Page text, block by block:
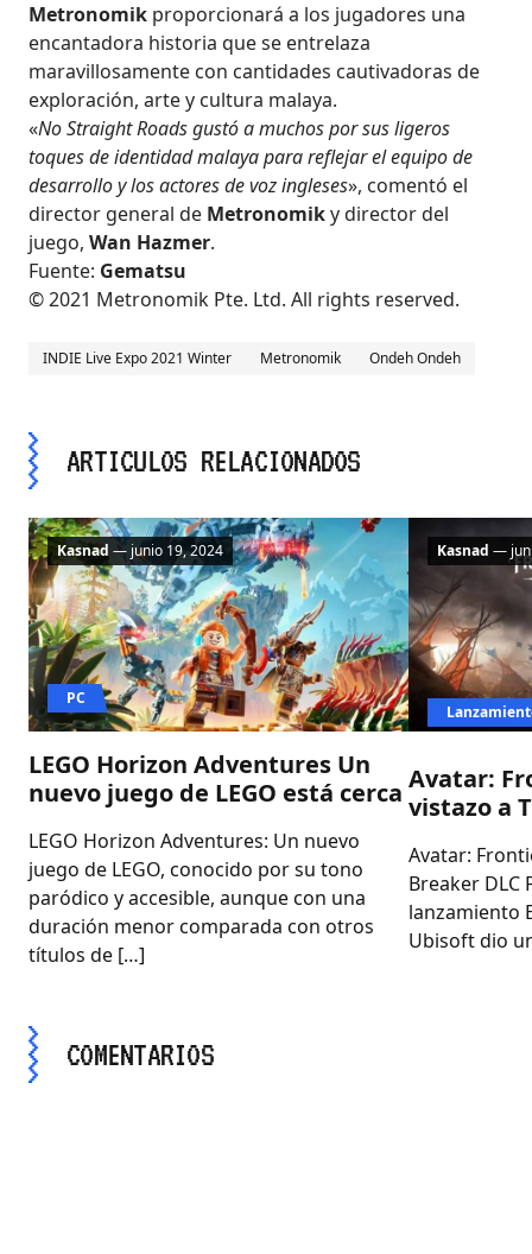
Metronomik proporcionará a los jugadores una
encantadora historia que se entrelaza
maravillosamente con cantidades cautivadoras de
exploración, arte y cultura malaya.
«No Straight Roads gustó a muchos por sus ligeros
toques de identidad malaya para reflejar el equipo de
desarrollo y los actores de voz ingleses», comentó el
director general de Metronomiky director del
juego, Wan Hazmer.
Fuente: Gematsu
© 2021 Metronomik Pte. Ltd. All rights reserved.
INDIE Live Expo 2021 Winter Metronomik Ondeh Ondeh
ARTICULOS RELACIONADOS
LEGO Horizon Adventures Un
nuevo juego de LEGO está cerca
LEGO Horizon Adventures: Un nuevo
juego de LEGO, conocido por su tono
paródico y accesible, aunque con una
duración menor comparada con otros
títulos de […]
PC
Kasnad — junio 19, 2024
Avatar:
vistazo a
Avatar:
Breaker DLC
lanzamiento
Ubisoft dio
Kasnad —
COMENTARIOS